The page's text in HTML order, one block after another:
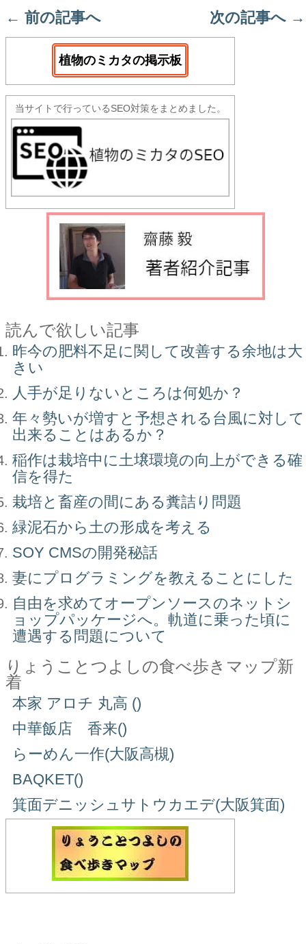
← 前の記事へ 次の記事へ →
植物のミカタの掲示板
当サイトで行っているSEO対策をまとめました。
読んで欲しい記事
昨今の肥料不足に関して改善する余地は大
きい
人手が足りないところは何処か？
年々勢いが増すと予想される台風に対して
出来ることはあるか？
稲作は栽培中に土壌環境の向上ができる確
信を得た
栽培と畜産の間にある糞詰り問題
緑泥石から土の形成を考える
SOY CMSの開発秘話
妻にプログラミングを教えることにした
自由を求めてオープンソースのネットシ
ョップパッケージへ。軌道に乗った頃に
遭遇する問題について
りょうことつよしの食べ歩きマップ新
着
本家 アロチ 丸高 ()
中華飯店 香来()
らーめん一作(大阪高槻)
BAQKET()
箕面デニッシュサトウカエデ(大阪箕面)